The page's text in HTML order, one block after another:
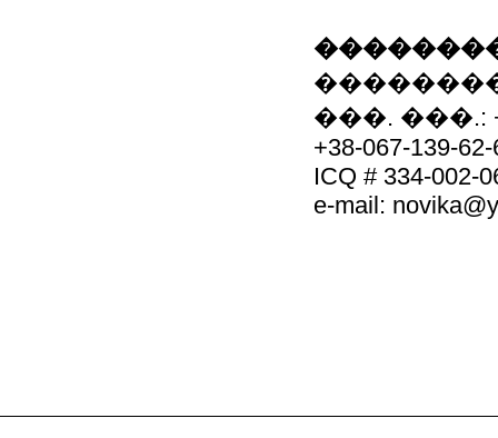
���. ���.:
+38-067-139-62-
ICQ # 334-002-
e-mail: